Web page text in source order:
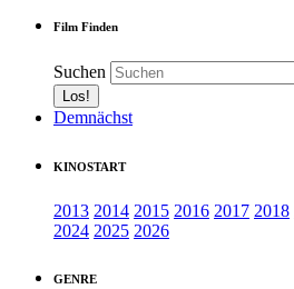
Film Finden
Suchen
Demnächst
KINOSTART
2013 2014 2015 2016 2017 2018
2024 2025 2026
GENRE